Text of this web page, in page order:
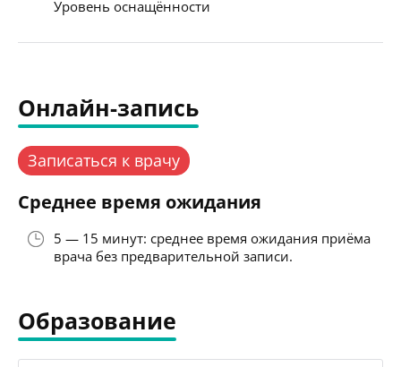
Уровень оснащённости
Онлайн-запись
Записаться к врачу
Среднее время ожидания
5 — 15 минут: среднее время ожидания приёма
врача без предварительной записи.
Образование